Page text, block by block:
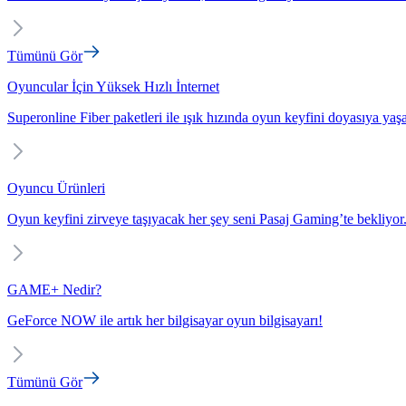
Tümünü Gör
Oyuncular İçin Yüksek Hızlı İnternet
Superonline Fiber paketleri ile ışık hızında oyun keyfini doyasıya
Oyuncu Ürünleri
Oyun keyfini zirveye taşıyacak her şey seni Pasaj Gaming’te bekliyor.
GAME+ Nedir?
GeForce NOW ile artık her bilgisayar oyun bilgisayarı!
Tümünü Gör